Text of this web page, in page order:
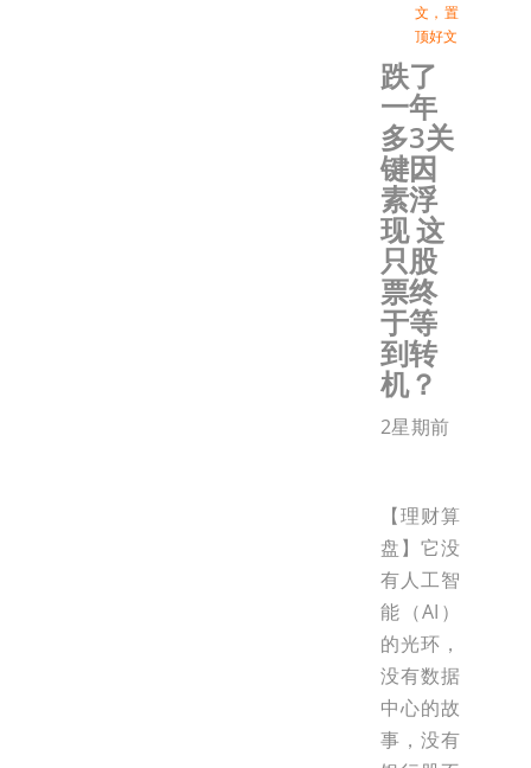
文 ， 置
顶好文
跌了
一年
多3关
键因
素浮
现 这
只股
票终
于等
到转
机？
2星期前
【理财算
盘】它没
有人工智
能（AI）
的光环，
没有数据
中心的故
事，没有